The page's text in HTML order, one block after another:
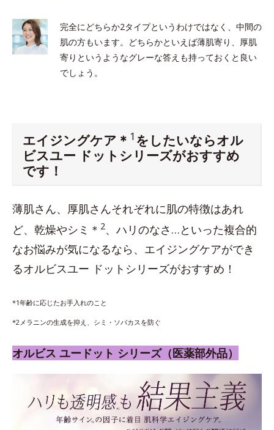
完全にどちらか2タイプというわけではなく、中間の
肌の方もいます。どちらかといえば薄肌寄り、厚肌
寄りというようなグレーな答えも持っておくと良い
でしょう。
エイジングケア＊ 1 をしたいならオル
ビスユー ドットシリーズがおすすめ
です！
薄肌さん、厚肌さんそれぞれに肌の特徴はあれ
ど、乾燥やシミ＊ 2、ハリのなさ…といった複合的
なお悩みが気になるなら、エイジングケアができ
るオルビスユー ドットシリーズがおすすめ！
*1年齢に応じたお手入れのこと
*2メラニンの生成を抑え、シミ・ソバカスを防ぐ
オルビス ユードット シリーズ（医薬部外品）